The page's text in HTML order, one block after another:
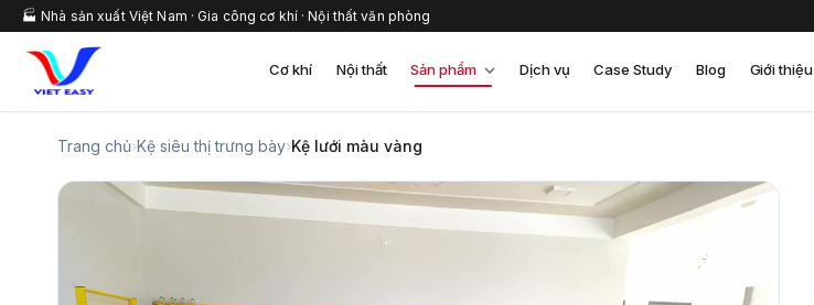
🏭 Nhà sản xuất Việt Nam · Gia công cơ khí · Nội thất văn phòng
Cơ khí Nội thất Sản phẩm Dịch vụ Case Study Blog Giới thiệu
Trang chủ›Kệ siêu thị trưng bày›Kệ lưới màu vàng